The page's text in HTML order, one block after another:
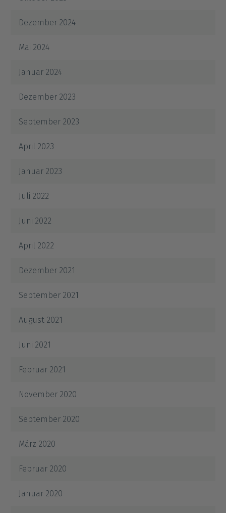
Dezember 2024
Mai 2024
Januar 2024
Dezember 2023
September 2023
April 2023
Januar 2023
Juli 2022
Juni 2022
April 2022
Dezember 2021
September 2021
August 2021
Juni 2021
Februar 2021
November 2020
September 2020
März 2020
Februar 2020
Januar 2020